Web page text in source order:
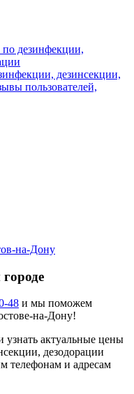
по дезинфекции,
дезинсекции,
пользователей,
на-Дону
48 и мы поможем
на-Дону!
узнать актуальные цены
дезодорации
телефонам и адресам